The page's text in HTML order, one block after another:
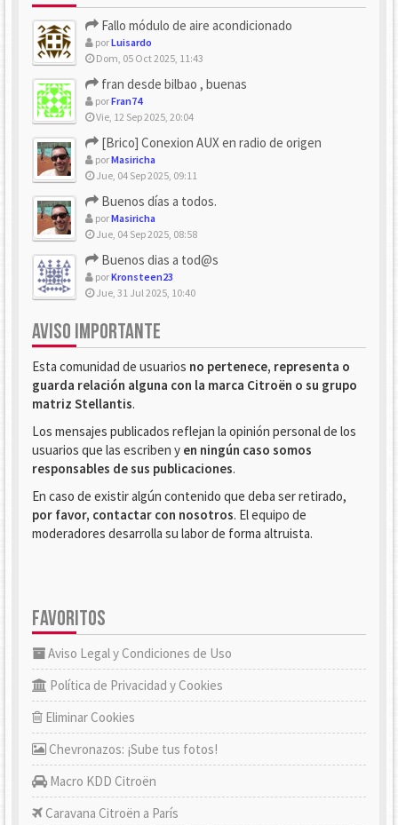
Fallo módulo de aire acondicionado
porLuisardo
Dom, 05 Oct 2025, 11:43
fran desde bilbao , buenas
porFran74
Vie, 12 Sep 2025, 20:04
[Brico] Conexion AUX en radio de origen
porMasiricha
Jue, 04 Sep 2025, 09:11
Buenos días a todos.
porMasiricha
Jue, 04 Sep 2025, 08:58
Buenos dias a tod@s
porKronsteen23
Jue, 31 Jul 2025, 10:40
AVISO IMPORTANTE
Esta comunidad de usuarios no pertenece, representa o
guarda relación alguna con la marca Citroën o su grupo
matriz Stellantis.
Los mensajes publicados reflejan la opinión personal de los
usuarios que las escriben y en ningún caso somos
responsables de sus publicaciones.
En caso de existir algún contenido que deba ser retirado,
por favor, contactar con nosotros. El equipo de
moderadores desarrolla su labor de forma altruista.
FAVORITOS
Aviso Legal y Condiciones de Uso
Política de Privacidad y Cookies
Eliminar Cookies
Chevronazos: ¡Sube tus fotos!
Macro KDD Citroën
Caravana Citroën a París